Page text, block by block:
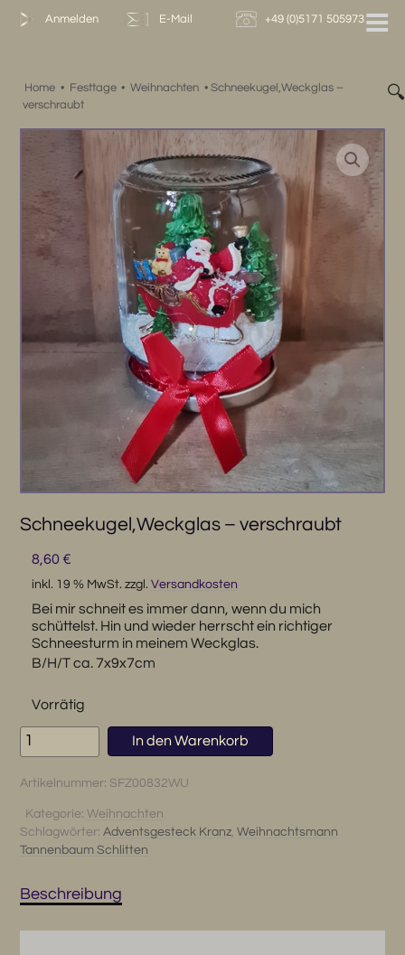
Zum
Anmelden E-Mail +49 (0)5171 505973
Home • Festtage • Weihnachten • Schneekugel,Weckglas –
verschraubt
🔍
Schneekugel,Weckglas – verschraubt
8,60 €
inkl. 19 % MwSt. zzgl. Versandkosten
Bei mir schneit es immer dann, wenn du mich
schüttelst. Hin und wieder herrscht ein richtiger
Schneesturm in meinem Weckglas.
B/H/T ca. 7x9x7cm
Vorrätig
Schneekugel,Weckglas
-
In den Warenkorb
Artikelnummer: SFZ00832WU
Kategorie: Weihnachten
Schlagwörter:Adventsgesteck Kranz,Weihnachtsmann
Tannenbaum Schlitten
Beschreibung